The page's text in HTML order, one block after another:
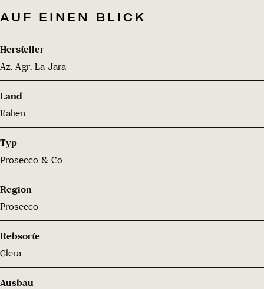
AUF EINEN BLICK
Hersteller
Az. Agr. La Jara
Land
Italien
Typ
Prosecco & Co
Region
Prosecco
Rebsorte
Glera
Ausbau